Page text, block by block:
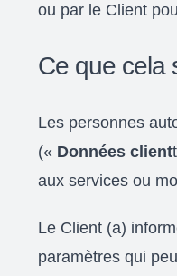
ou par le Client
Ce que cela
Les personnes
(« Données client
aux services ou
Le Client (a)
paramètres qui